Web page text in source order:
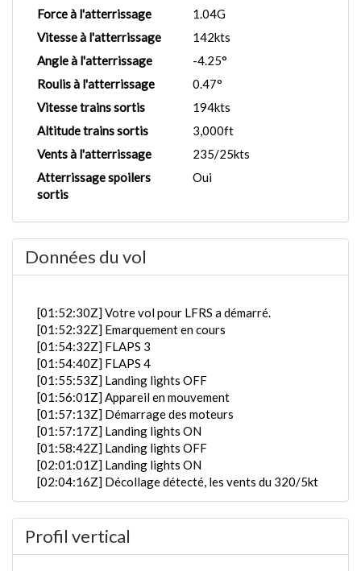
Force à l'atterrissage
1.04G
Vitesse à l'atterrissage
142kts
Angle à l'atterrissage
-4.25°
Roulis à l'atterrissage
0.47°
Vitesse trains sortis
194kts
Altitude trains sortis
3,000ft
Vents à l'atterrissage
235/25kts
Atterrissage spoilers
sortis
Oui
Données du vol
[01:52:30Z] Votre vol pour LFRS a démarré.
[01:52:32Z] Emarquement en cours
[01:54:32Z] FLAPS 3
[01:54:40Z] FLAPS 4
[01:55:53Z] Landing lights OFF
[01:56:01Z] Appareil en mouvement
[01:57:13Z] Démarrage des moteurs
[01:57:17Z] Landing lights ON
[01:58:42Z] Landing lights OFF
[02:01:01Z] Landing lights ON
[02:04:16Z] Décollage détecté, les vents du 320/5kt
[02:04:39Z] En partange de LFMN, KIAS 152kts /
1.01G / tangage -6.95° / roulis 1.16° / VS 79FPM /
HDG 226°
Profil vertical